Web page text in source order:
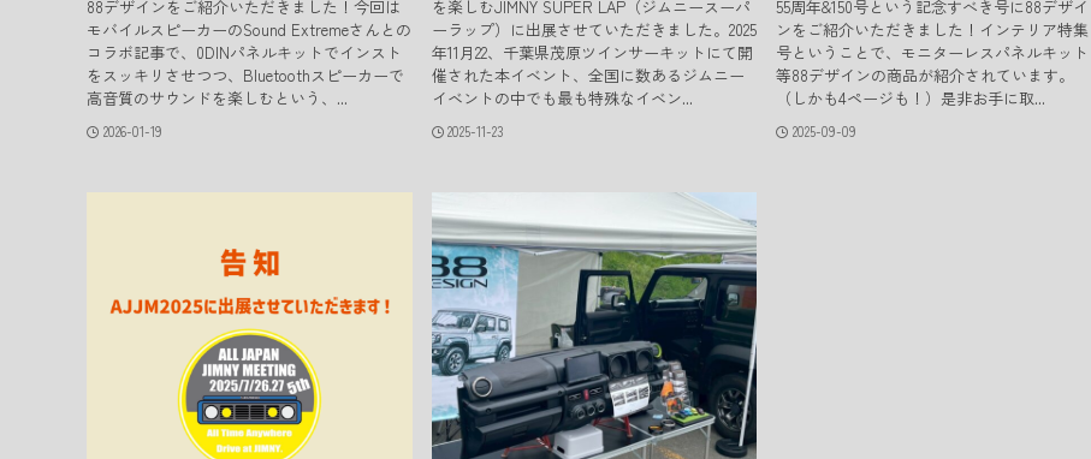
88デザインをご紹介いただきました！今回は
モバイルスピーカーのSound Extremeさんとの
コラボ記事で、0DINパネルキットでインスト
をスッキリさせつつ、Bluetoothスピーカーで
高音質のサウンドを楽しむという、...
2026-01-19
を楽しむJIMNY SUPER LAP（ジムニースーパ
ーラップ）に出展させていただきました。2025
年11月22、千葉県茂原ツインサーキットにて開
催された本イベント、全国に数あるジムニー
イベントの中でも最も特殊なイベン...
2025-11-23
55周年&150号という記念すべき号に88デザイ
ンをご紹介いただきました！インテリア特集
号ということで、モニターレスパネルキット
等88デザインの商品が紹介されています。
（しかも4ページも！）是非お手に取...
2025-09-09